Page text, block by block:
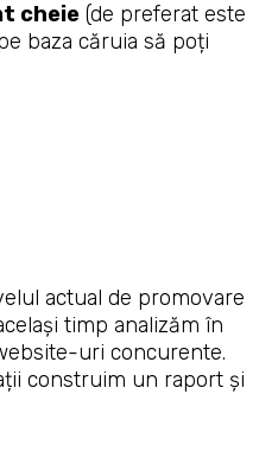
cheie (de preferat este
baza căruia să poți
actual de promovare
timp analizăm în
uri concurente.
construim un raport și